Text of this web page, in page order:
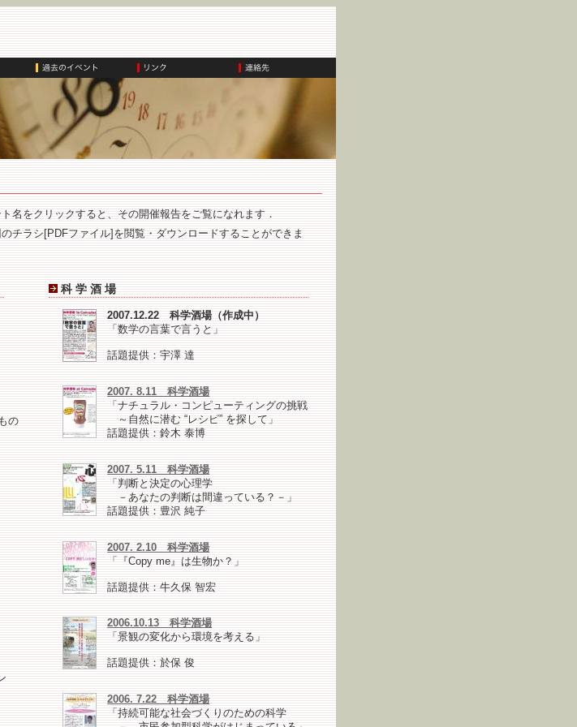
名をクリックすると、その開催報告をご覧になれます．
チラシ[PDFファイル]を閲覧・ダウンロードすることができま
の
科 学 酒 場
2007.12.22 科学酒場（作成中）
「数学の言葉で言うと」
話題提供：宇澤 達
2007. 8.11 科学酒場
「ナチュラル・コンピューティングの挑戦
～自然に潜む “レシピ” を探して」
話題提供：鈴木 泰博
2007. 5.11 科学酒場
「判断と決定の心理学
－あなたの判断は間違っている？－」
話題提供：豊沢 純子
2007. 2.10 科学酒場
「『Copy me』は生物か？」
話題提供：牛久保 智宏
2006.10.13 科学酒場
「景観の変化から環境を考える」
話題提供：於保 俊
2006. 7.22 科学酒場
「持続可能な社会づくりのための科学